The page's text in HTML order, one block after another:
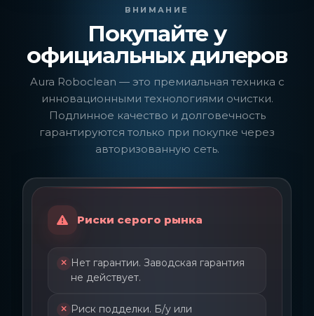
ВНИМАНИЕ
Покупайте у
официальных дилеров
Aura Roboclean — это премиальная техника с
инновационными технологиями очистки.
Подлинное качество и долговечность
гарантируются только при покупке через
авторизованную сеть.
Риски серого рынка
Нет гарантии. Заводская гарантия
не действует.
Риск подделки. Б/у или